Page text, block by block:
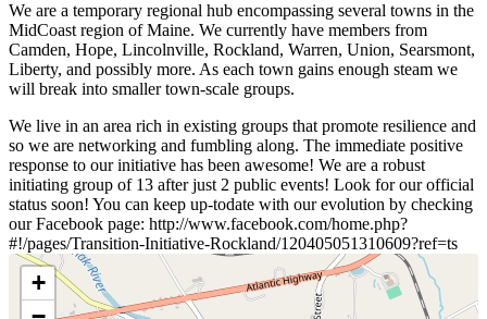
We are a temporary regional hub encompassing several towns in the
MidCoast region of Maine. We currently have members from
Camden, Hope, Lincolnville, Rockland, Warren, Union, Searsmont,
Liberty, and possibly more. As each town gains enough steam we
will break into smaller town-scale groups.
We live in an area rich in existing groups that promote resilience and
so we are networking and fumbling along. The immediate positive
response to our initiative has been awesome! We are a robust
initiating group of 13 after just 2 public events! Look for our official
status soon! You can keep up-todate with our evolution by checking
our Facebook page: http://www.facebook.com/home.php?
#!/pages/Transition-Initiative-Rockland/120405051310609?ref=ts
+